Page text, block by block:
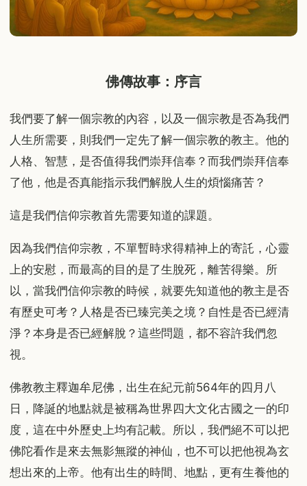
佛傳故事：序言
我們要了解一個宗教的內容，以及一個宗教是否為我們
人生所需要，則我們一定先了解一個宗教的教主。他的
人格、智慧，是否值得我們崇拜信奉？而我們崇拜信奉
了他，他是否真能指示我們解脫人生的煩惱痛苦？
這是我們信仰宗教首先需要知道的課題。
因為我們信仰宗教，不單暫時求得精神上的寄託，心靈
上的安慰，而最高的目的是了生脫死，離苦得樂。所
以，當我們信仰宗教的時候，就要先知道他的教主是否
有歷史可考？人格是否已臻完美之境？自性是否已經清
淨？本身是否已經解脫？這些問題，都不容許我們忽
視。
佛教教主釋迦牟尼佛，出生在紀元前564年的四月八
日，降誕的地點就是被稱為世界四大文化古國之一的印
度，這在中外歷史上均有記載。所以，我們絕不可以把
佛陀看作是來去無影無蹤的神仙，也不可以把他視為玄
想出來的上帝。他有出生的時間、地點，更有生養他的